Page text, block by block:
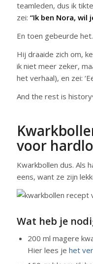
teamleden, dus ik
zei: “Ik ben Nora, wil
En toen gebeurde
Hij draaide zich om,
ik niet meer zeker,
het verhaal), en zei:
And the rest is
voor
Kwarkbollen dus. Als
eens, want ze zijn
Wat heb je
200 ml magere
Hier lees je het